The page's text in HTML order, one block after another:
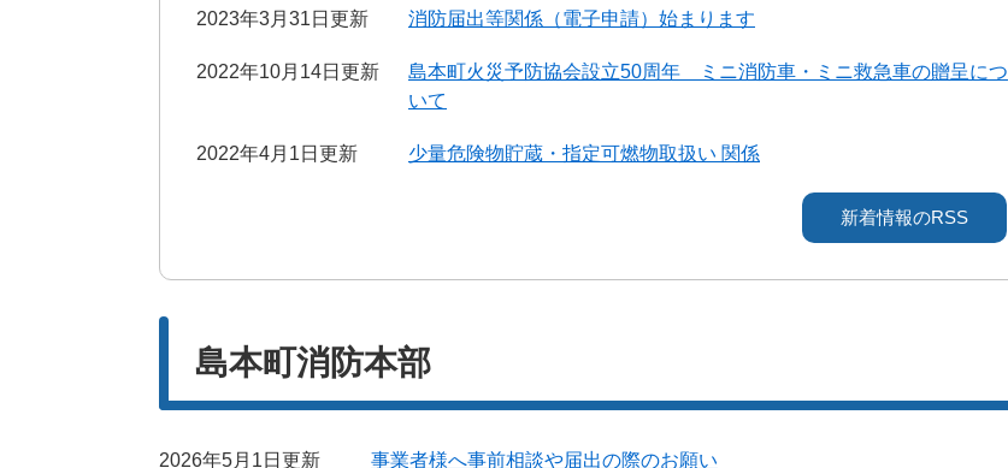
2023年3月31日更新 消防届出等関係（電子申請）始まります
2022年10月14日更新
島本町火災予防協会設立50周年 ミニ消防車・ミニ救急車の贈呈につ
いて
2022年4月1日更新 少量危険物貯蔵・指定可燃物取扱い 関係
新着情報のRSS
島本町消防本部
2026年5月1日更新 事業者様へ事前相談や届出の際のお願い